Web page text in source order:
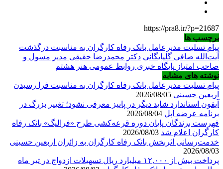
https://pra8.ir/?p=21687
برچسب ها
پیام تسلیت مدیرعامل بانک رفاه کارگران به مناسبت درگذشت
آیت‌الله صافی گلپایگانی دکتر محمدرضا حقیقی مدیر مسول و
صاحب امتیاز پایگاه خبری روابط عمومی هنر هشتم
نوشته های مشابه
پیام تسلیت مدیرعامل بانک رفاه کارگران به مناسبت فرا رسیدن
اربعین حسینی
آیفون استاندارد شاید دیگر در پاییز معرفی نشود؛ تغییر بزرگ در
برنامه عرضه اپل
فهرست برندگان پایان دوره قرعه‌کشی طرح «فرالیگ» بانک رفاه
کارگران اعلام شد
خدمت‌رسانی اثربخش بانک رفاه کارگران به زائران اربعین حسینی
2026/08/03
پرداخت بیش از ۱۲,۰۰۰ میلیارد ریال تسهیلات ازدواج در تیر ماه